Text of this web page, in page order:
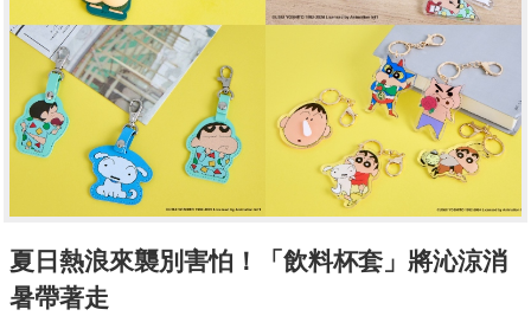
夏日熱浪來襲別害怕！「飲料杯套」將沁涼消
暑帶著走